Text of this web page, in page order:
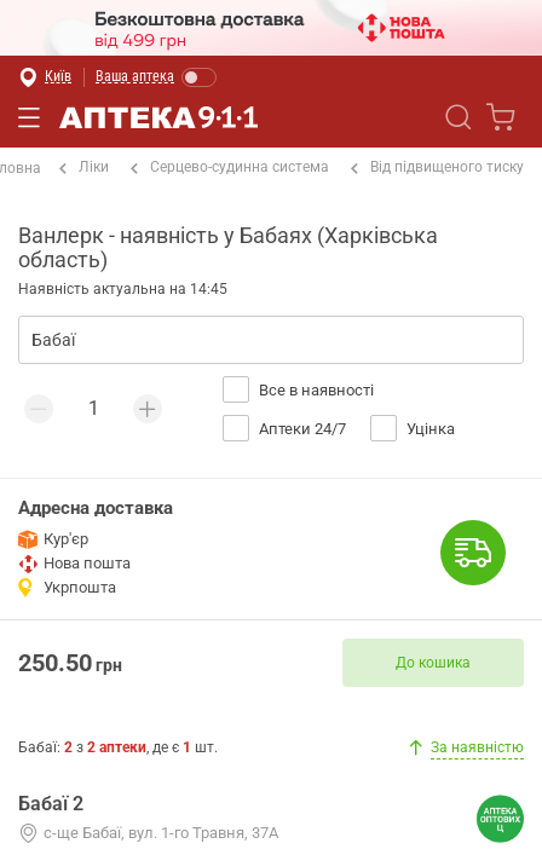
Київ Ваша аптека
Ліки Серцево-судинна система Від підвищеного тиску
Ванлерк - наявність у Бабаях (Харківська
область)
Наявність актуальна на 14:45
Все в наявності
Аптеки 24/7 Уцінка
Адресна доставка
Кур'єр
Нова пошта
Укрпошта
250.50грн До кошика
Бабаї: 2 з 2 аптеки, де є 1 шт. За наявністю
Бабаї 2
с-ще Бабаї, вул. 1-го Травня, 37А